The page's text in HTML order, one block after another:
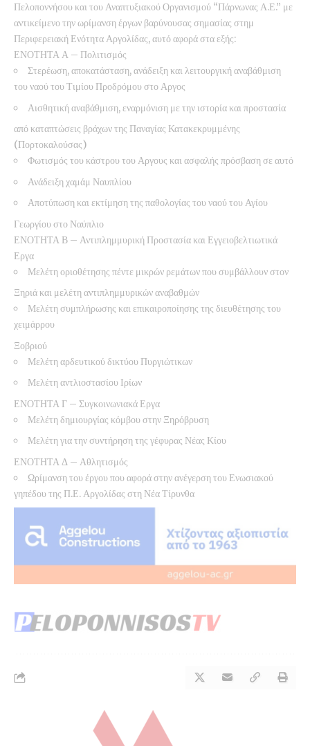
Πελοποννήσου και του Αναπτυξιακού Οργανισμού “Πάρνωνας Α.Ε.” με
αντικείμενο την ωρίμανση έργων βαρύνουσας σημασίας στημ
Περιφερειακή Ενότητα Αργολίδας, αυτό αφορά στα εξής:
ΕΝΟΤΗΤΑ Α – Πολιτισμός
Στερέωση, αποκατάσταση, ανάδειξη και λειτουργική αναβάθμιση
του ναού του Τιμίου Προδρόμου στο Αργος
Αισθητική αναβάθμιση, εναρμόνιση με την ιστορία και προστασία
από καταπτώσεις βράχων της Παναγίας Κατακεκρυμμένης
(Πορτοκαλούσας)
Φωτισμός του κάστρου του Αργους και ασφαλής πρόσβαση σε αυτό
Ανάδειξη χαμάμ Ναυπλίου
Αποτύπωση και εκτίμηση της παθολογίας του ναού του Αγίου
Γεωργίου στο Ναύπλιο
ΕΝΟΤΗΤΑ Β – Αντιπλημμυρική Προστασία και Εγγειοβελτιωτικά
Εργα
Μελέτη οριοθέτησης πέντε μικρών ρεμάτων που συμβάλλουν στον
Ξηριά και μελέτη αντιπλημμυρικών αναβαθμών
Μελέτη συμπλήρωσης και επικαιροποίησης της διευθέτησης του
χειμάρρου
Ξοβριού
Μελέτη αρδευτικού δικτύου Πυργιώτικων
Μελέτη αντλιοστασίου Ιρίων
ΕΝΟΤΗΤΑ Γ – Συγκοινωνιακά Εργα
Μελέτη δημιουργίας κόμβου στην Ξηρόβρυση
Μελέτη για την συντήρηση της γέφυρας Νέας Κίου
ΕΝΟΤΗΤΑ Δ – Αθλητισμός
Ωρίμανση του έργου που αφορά στην ανέγερση του Ενωσιακού
γηπέδου της Π.Ε. Αργολίδας στη Νέα Τίρυνθα